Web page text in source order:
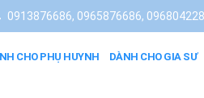
0913876686, 0965876686,
CHO PHỤ HUYNH DÀNH CHO GIA SƯ